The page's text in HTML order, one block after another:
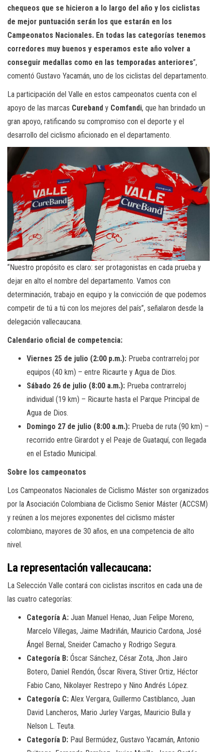
chequeos que se hicieron a lo largo del año y los ciclistas
de mejor puntuación serán los que estarán en los
Campeonatos Nacionales. En todas las categorías tenemos
corredores muy buenos y esperamos este año volver a
conseguir medallas como en las temporadas anteriores”,
comentó Gustavo Yacamán, uno de los ciclistas del departamento.
La participación del Valle en estos campeonatos cuenta con el
apoyo de las marcas Cureband y Comfandi, que han brindado un
gran apoyo, ratificando su compromiso con el deporte y el
desarrollo del ciclismo aficionado en el departamento.
“Nuestro propósito es claro: ser protagonistas en cada prueba y
dejar en alto el nombre del departamento. Vamos con
determinación, trabajo en equipo y la convicción de que podemos
competir de tú a tú con los mejores del país”, señalaron desde la
delegación vallecaucana.
Calendario oficial de competencia:
Viernes 25 de julio (2:00 p.m.): Prueba contrarreloj por
equipos (40 km) – entre Ricaurte y Agua de Dios.
Sábado 26 de julio (8:00 a.m.): Prueba contrarreloj
individual (19 km) – Ricaurte hasta el Parque Principal de
Agua de Dios.
Domingo 27 de julio (8:00 a.m.): Prueba de ruta (90 km) –
recorrido entre Girardot y el Peaje de Guataquí, con llegada
en el Estadio Municipal.
Sobre los campeonatos
Los Campeonatos Nacionales de Ciclismo Máster son organizados
por la Asociación Colombiana de Ciclismo Senior Máster (ACCSM)
y reúnen a los mejores exponentes del ciclismo máster
colombiano, mayores de 30 años, en una competencia de alto
nivel.
La representación vallecaucana:
La Selección Valle contará con ciclistas inscritos en cada una de
las cuatro categorías:
Categoría A: Juan Manuel Henao, Juan Felipe Moreno,
Marcelo Villegas, Jaime Madriñán, Mauricio Cardona, José
Ángel Bernal, Sneider Camacho y Rodrigo Segura.
Categoría B: Óscar Sánchez, César Zota, Jhon Jairo
Botero, Daniel Rendón, Óscar Rivera, Stiver Ortiz, Héctor
Fabio Cano, Nikolayer Restrepo y Nino Andrés López.
Categoría C: Alex Vergara, Guillermo Castiblanco, Juan
David Lancheros, Mario Jurley Vargas, Mauricio Bulla y
Nelson L. Teuta.
Categoría D: Paul Bermúdez, Gustavo Yacamán, Antonio